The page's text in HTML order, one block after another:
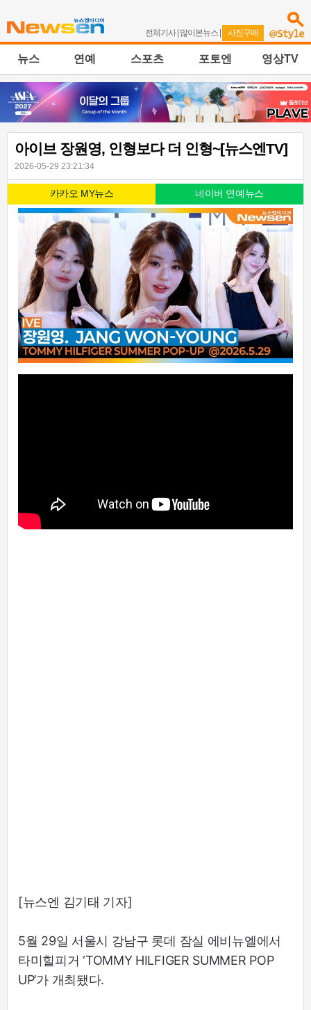
전체기사| 많이본뉴스 | 사진구매
뉴스 연예 스포츠 포토엔 영상TV
아이브 장원영, 인형보다 더 인형~[뉴스엔TV]
2026-05-29 23:21:34
카카오 MY뉴스 네이버 연예뉴스
[뉴스엔 김기태 기자]
5월 29일 서울시 강남구 롯데 잠실 에비뉴엘에서
타미힐피거 ‘TOMMY HILFIGER SUMMER POP
UP’가 개최됐다.